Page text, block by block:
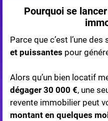
Pourquoi se
Parce que c’est l’une
et puissantes pour
Alors qu’un bien locatif
dégager 30 000 €, une
revente immobilier peut
montant en quelques